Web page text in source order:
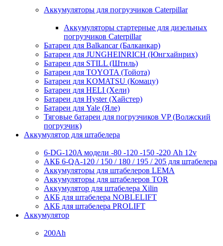
Аккумуляторы для погрузчиков Caterpillar
Аккумуляторы стартерные для дизельных
погрузчиков Caterpillar
Батареи для Balkancar (Балканкар)
Батареи для JUNGHEINRICH (Юнгхайнрих)
Батареи для STILL (Штиль)
Батареи для TOYOTA (Тойота)
Батареи для KOMATSU (Комацу)
Батареи для HELI (Хели)
Батареи для Hyster (Хайстер)
Батареи для Yale (Яле)
Тяговые батареи для погрузчиков VP (Волжский
погрузчик)
Аккумулятор для штабелера
6-DG-120A модели -80 -120 -150 -220 Ah 12v
АКБ 6-QA-120 / 150 / 180 / 195 / 205 для штабелера
Аккумуляторы для штабелеров LEMA
Аккумуляторы для штабелеров TOR
Аккумулятор для штабелера Xilin
АКБ для штабелера NOBLELIFT
АКБ для штабелера PROLIFT
Аккумулятор
200Ah